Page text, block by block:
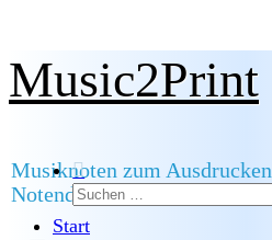
Zum
Inhalt
springen
Music2Print
Musiknoten zum Ausdrucken
Notendownload
Suchen
Start